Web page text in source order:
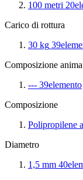
100 metri 20
Carico di rottura
30 kg 39
Composizione
--- 39elemento
Composizione
Polipropilene
Diametro
1,5 mm 40